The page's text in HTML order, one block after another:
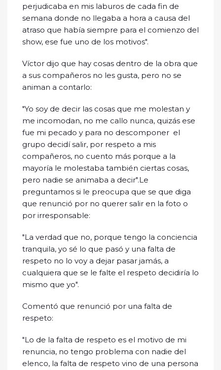
perjudicaba en mis laburos de cada fin de
semana donde no llegaba a hora a causa del
atraso que había siempre para el comienzo del
show, ese fue uno de los motivos".
Víctor dijo que hay cosas dentro de la obra que
a sus compañeros no les gusta, pero no se
animan a contarlo:
"Yo soy de decir las cosas que me molestan y
me incomodan, no me callo nunca, quizás ese
fue mi pecado y para no descomponer el
grupo decidí salir, por respeto a mis
compañeros, no cuento más porque a la
mayoría le molestaba también ciertas cosas,
pero nadie se animaba a decir".Le
preguntamos si le preocupa que se que diga
que renunció por no querer salir en la foto o
por irresponsable:
"La verdad que no, porque tengo la conciencia
tranquila, yo sé lo que pasó y una falta de
respeto no lo voy a dejar pasar jamás, a
cualquiera que se le falte el respeto decidiría lo
mismo que yo".
Comentó que renunció por una falta de
respeto:
"Lo de la falta de respeto es el motivo de mi
renuncia, no tengo problema con nadie del
elenco, la falta de respeto vino de una persona